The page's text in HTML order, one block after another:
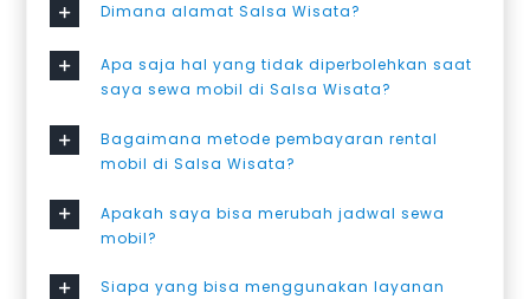
Dimana alamat Salsa Wisata?
Apa saja hal yang tidak diperbolehkan saat
saya sewa mobil di Salsa Wisata?
Bagaimana metode pembayaran rental
mobil di Salsa Wisata?
Apakah saya bisa merubah jadwal sewa
mobil?
Siapa yang bisa menggunakan layanan